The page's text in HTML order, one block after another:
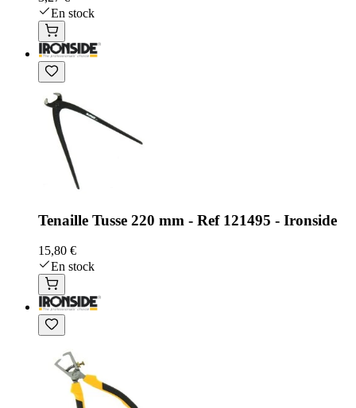
En stock
Tenaille Tusse 220 mm - Ref 121495 - Ironside
15,80 €
En stock